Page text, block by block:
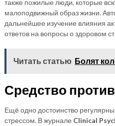
также пожилые люди, которые
малоподвижный образ жизни.
дальнейшее изучение влияния
ответов на вопросы о здоровом
Читать статью Болят
Средство
Ещё одно достоинство
стрессом. В журнале Clinical